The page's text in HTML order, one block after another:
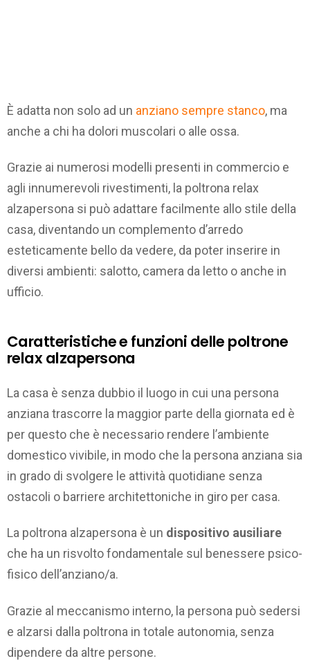
È adatta non solo ad un anziano sempre stanco, ma
anche a chi ha dolori muscolari o alle ossa.
Grazie ai numerosi modelli presenti in commercio e
agli innumerevoli rivestimenti, la poltrona relax
alzapersona si può adattare facilmente allo stile della
casa, diventando un complemento d’arredo
esteticamente bello da vedere, da poter inserire in
diversi ambienti: salotto, camera da letto o anche in
ufficio.
Caratteristiche e funzioni delle poltrone
relax alzapersona
La casa è senza dubbio il luogo in cui una persona
anziana trascorre la maggior parte della giornata ed è
per questo che è necessario rendere l’ambiente
domestico vivibile, in modo che la persona anziana sia
in grado di svolgere le attività quotidiane senza
ostacoli o barriere architettoniche in giro per casa.
La poltrona alzapersona è un dispositivo ausiliare
che ha un risvolto fondamentale sul benessere psico-
fisico dell’anziano/a.
Grazie al meccanismo interno, la persona può sedersi
e alzarsi dalla poltrona in totale autonomia, senza
dipendere da altre persone.